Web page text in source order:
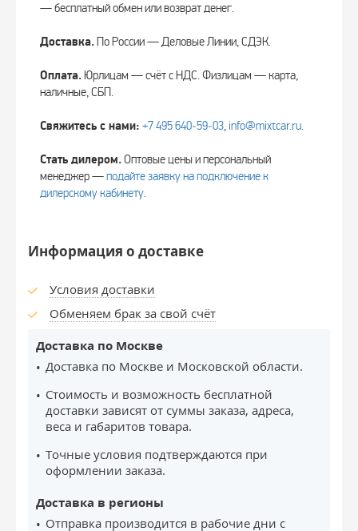
— бесплатный обмен или возврат денег.
Доставка.По России — Деловые Линии, СДЭК.
Оплата. Юрлицам — счёт с НДС. Физлицам — карта,
наличные, СБП.
Свяжитесь с нами: +7 495 640‑59‑03, info@mixtcar.ru.
Стать дилером.Оптовые цены и персональный
менеджер —подайте заявку на подключение к
дилерскому кабинету.
Информация о доставке
Условия доставки
Обменяем брак за свой счёт
Доставка по Москве
Доставка по Москве и Московской области.
Стоимость и возможность бесплатной
доставки зависят от суммы заказа, адреса,
веса и габаритов товара.
Точные условия подтверждаются при
оформлении заказа.
Доставка в регионы
Отправка производится в рабочие дни с